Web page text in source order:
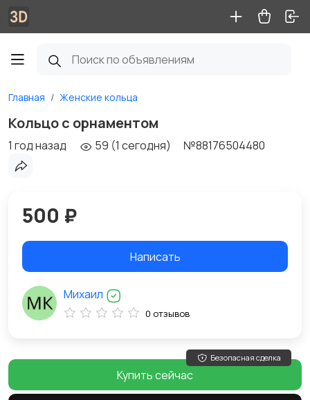
Главная Женские кольца
Кольцо с орнаментом
1 год назад 59 (1 сегодня) №88176504480
500 ₽
Написать
Михаил
0 отзывов
Безопасная сделка
Купить сейчас